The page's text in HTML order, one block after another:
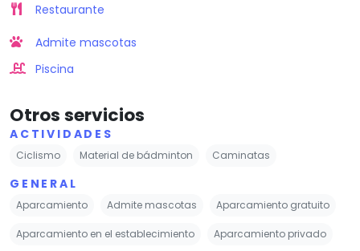
Restaurante
Admite mascotas
Piscina
Otros servicios
ACTIVIDADES
Ciclismo Material de bádminton Caminatas
GENERAL
Aparcamiento Admite mascotas Aparcamiento gratuito
Aparcamiento en el establecimiento Aparcamiento privado